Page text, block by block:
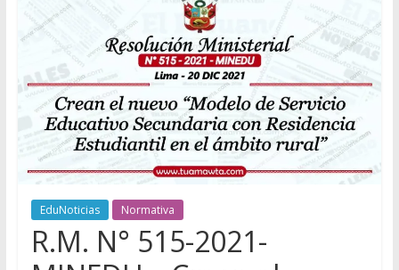
EduNoticias Normativa
R.M. N° 515-2021-